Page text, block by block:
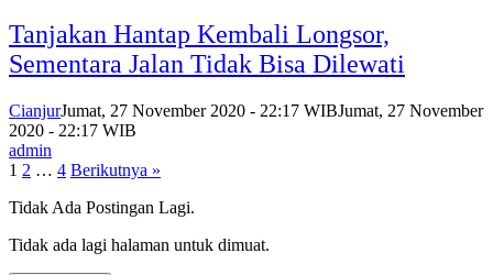
Tanjakan Hantap Kembali Longsor,
Sementara Jalan Tidak Bisa Dilewati
CianjurJumat, 27 November 2020 - 22:17 WIBJumat, 27 November
2020 - 22:17 WIB
admin
Paginasi
pos
1 2 … 4 Berikutnya »
Tidak Ada Postingan Lagi.
Tidak ada lagi halaman untuk dimuat.